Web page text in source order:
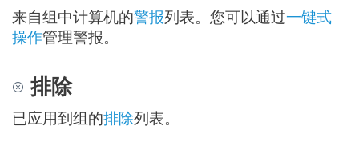
来自组中计算机的警报列表。您可以通过一键式
操作管理警报。
排除
已应用到组的排除列表。